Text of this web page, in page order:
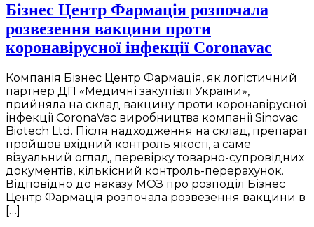
Бізнес Центр Фармація розпочала
розвезення вакцини проти
коронавірусної інфекції Coronavac
Компанія Бізнес Центр Фармація, як логістичний
партнер ДП «Медичні закупівлі України»,
прийняла на склад вакцину проти коронавірусної
інфекції CoronaVac виробництва компанії Sinovac
Biotech Ltd. Після надходження на склад, препарат
пройшов вхідний контроль якості, а саме
візуальний огляд, перевірку товарно-супровідних
документів, кількісний контроль-перерахунок.
Відповідно до наказу МОЗ про розподіл Бізнес
Центр Фармація розпочала розвезення вакцини в
[…]